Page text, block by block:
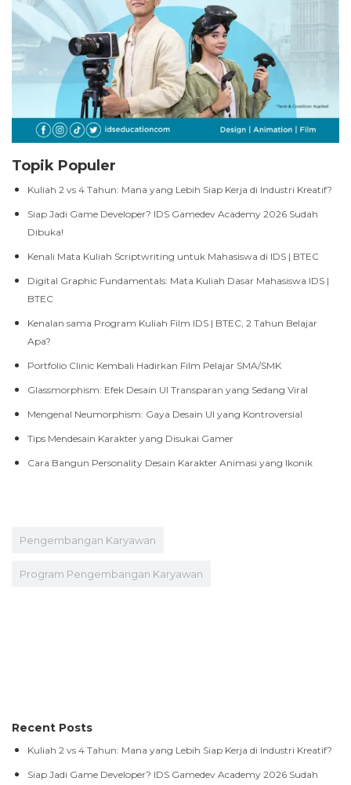
Topik Populer
Kuliah 2 vs 4 Tahun: Mana yang Lebih Siap Kerja di Industri Kreatif?
Siap Jadi Game Developer? IDS Gamedev Academy 2026 Sudah
Dibuka!
Kenali Mata Kuliah Scriptwriting untuk Mahasiswa di IDS | BTEC
Digital Graphic Fundamentals: Mata Kuliah Dasar Mahasiswa IDS |
BTEC
Kenalan sama Program Kuliah Film IDS | BTEC, 2 Tahun Belajar
Apa?
Portfolio Clinic Kembali Hadirkan Film Pelajar SMA/SMK
Glassmorphism: Efek Desain UI Transparan yang Sedang Viral
Mengenal Neumorphism: Gaya Desain UI yang Kontroversial
Tips Mendesain Karakter yang Disukai Gamer
Cara Bangun Personality Desain Karakter Animasi yang Ikonik
Pengembangan Karyawan
Program Pengembangan Karyawan
Recent Posts
Kuliah 2 vs 4 Tahun: Mana yang Lebih Siap Kerja di Industri Kreatif?
Siap Jadi Game Developer? IDS Gamedev Academy 2026 Sudah